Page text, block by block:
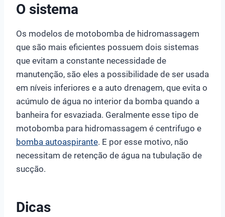
O sistema
Os modelos de motobomba de hidromassagem
que são mais eficientes possuem dois sistemas
que evitam a constante necessidade de
manutenção, são eles a possibilidade de ser usada
em níveis inferiores e a auto drenagem, que evita o
acúmulo de água no interior da bomba quando a
banheira for esvaziada. Geralmente esse tipo de
motobomba para hidromassagem é centrifugo e
bomba autoaspirante. E por esse motivo, não
necessitam de retenção de água na tubulação de
sucção.
Dicas